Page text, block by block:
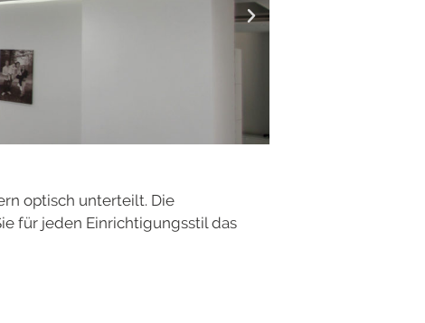
optisch unterteilt. Die
für jeden Einrichtigungsstil das